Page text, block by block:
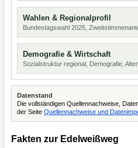
Wahlen & Regionalprofil
Bundestagswahl 2025,
Demografie & Wirtschaft
Sozialstruktur regional, Demografie,
Datenstand
Die vollständigen Quellennachweise,
der Seite Quellennachweise und
Fakten zur Edelweißweg